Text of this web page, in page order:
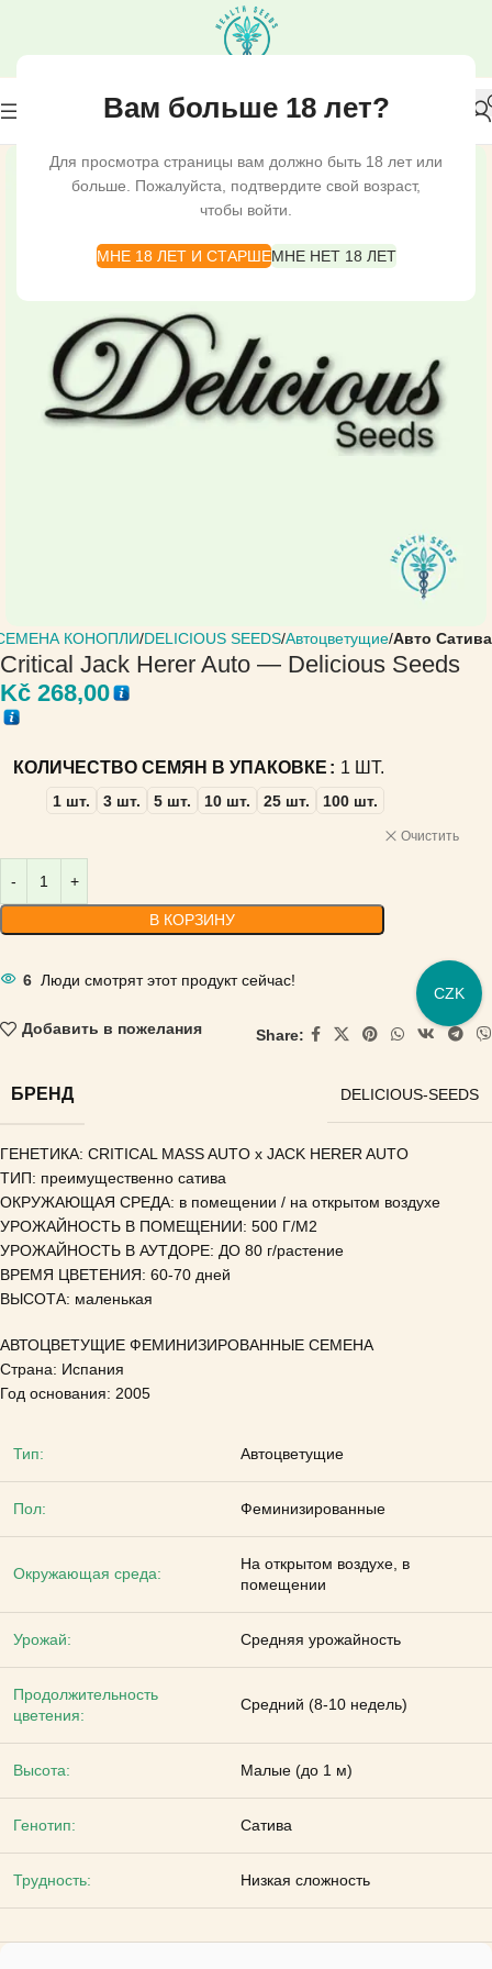
Вам больше 18 лет?
Для просмотра страницы вам должно быть 18 лет или
больше. Пожалуйста, подтвердите свой возраст,
чтобы войти.
МНЕ 18 ЛЕТ И СТАРШЕМНЕ НЕТ 18 ЛЕТ
КОНОПЛИ DELICIOUS SEEDS Автоцветущие Авто Сатива
Critical Jack Herer Auto — Delicious Seeds
Kč 268,00
КОЛИЧЕСТВО СЕМЯН В УПАКОВКЕ 1 ШТ.
1 шт. 3 шт. 5 шт. 10 шт. 25 шт. 100 шт.
Очистить
В КОРЗИНУ
6 Люди смотрят этот продукт сейчас!
Добавить в пожелания Share:
БРЕНД DELICIOUS-SEEDS
ГЕНЕТИКА: CRITICAL MASS AUTO x JACK HERER AUTO
ТИП: преимущественно сатива
ОКРУЖАЮЩАЯ СРЕДА: в помещении / на открытом воздухе
УРОЖАЙНОСТЬ В ПОМЕЩЕНИИ: 500 Г/М2
УРОЖАЙНОСТЬ В АУТДОРЕ: ДО 80 г/растение
ВРЕМЯ ЦВЕТЕНИЯ: 60-70 дней
ВЫСОТА: маленькая
АВТОЦВЕТУЩИЕ ФЕМИНИЗИРОВАННЫЕ СЕМЕНА
Страна: Испания
Год основания: 2005
Тип: Автоцветущие
Пол: Феминизированные
Окружающая среда:
На открытом воздухе, в
помещении
Урожай: Средняя урожайность
Продолжительность
цветения:
Средний (8-10 недель)
Высота: Малые (до 1 м)
Генотип: Сатива
Трудность: Низкая сложность
CZK